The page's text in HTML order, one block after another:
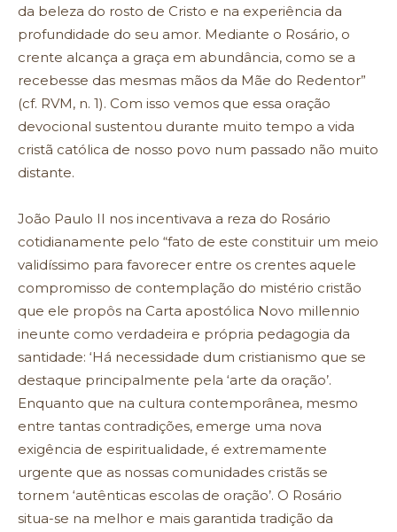
da beleza do rosto de Cristo e na experiência da
profundidade do seu amor. Mediante o Rosário, o
crente alcança a graça em abundância, como se a
recebesse das mesmas mãos da Mãe do Redentor”
(cf. RVM, n. 1). Com isso vemos que essa oração
devocional sustentou durante muito tempo a vida
cristã católica de nosso povo num passado não muito
distante.
João Paulo II nos incentivava a reza do Rosário
cotidianamente pelo “fato de este constituir um meio
validíssimo para favorecer entre os crentes aquele
compromisso de contemplação do mistério cristão
que ele propôs na Carta apostólica Novo millennio
ineunte como verdadeira e própria pedagogia da
santidade: ‘Há necessidade dum cristianismo que se
destaque principalmente pela ‘arte da oração’.
Enquanto que na cultura contemporânea, mesmo
entre tantas contradições, emerge uma nova
exigência de espiritualidade, é extremamente
urgente que as nossas comunidades cristãs se
tornem ‘autênticas escolas de oração’. O Rosário
situa-se na melhor e mais garantida tradição da